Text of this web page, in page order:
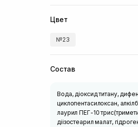
Цвет
№23
Состав
Вода, діоксид титану,
циклопентасилоксан,
лаурил ПЕГ-10
діізостеарил малат,